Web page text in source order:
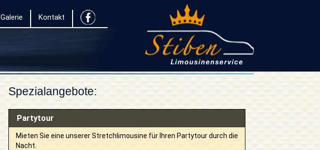
Galerie Kontakt
Spezialangebote:
Partytour
Mieten Sie eine unserer Stretchlimousine für Ihren Partytour durch die
Nacht.